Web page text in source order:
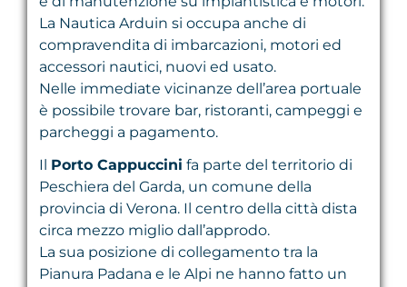
La Nautica Arduin si occupa anche di
compravendita di imbarcazioni, motori ed
accessori nautici, nuovi ed usato.
Nelle immediate vicinanze dell’area portuale
è possibile trovare bar, ristoranti, campeggi e
parcheggi a pagamento.
Il Porto Cappuccini fa parte del territorio di
Peschiera del Garda, un comune della
provincia di Verona. Il centro della città dista
circa mezzo miglio dall’approdo.
La sua posizione di collegamento tra la
Pianura Padana e le Alpi ne hanno fatto un